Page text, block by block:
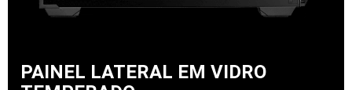
PAINEL LATERAL EM VIDRO